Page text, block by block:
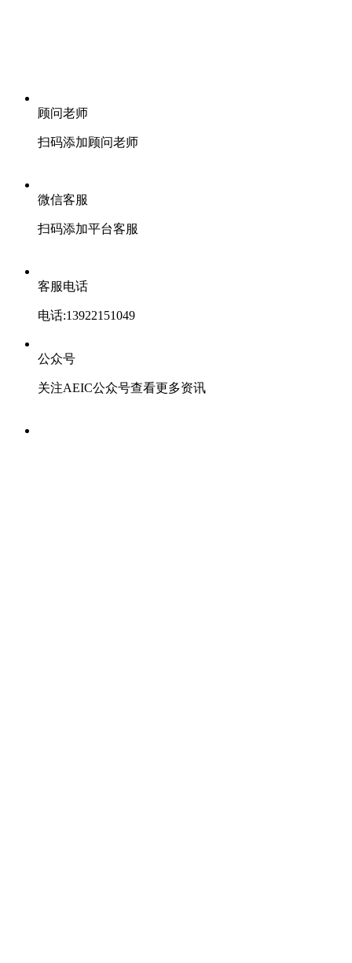
顾问老师
扫码添加顾问老师
微信客服
扫码添加平台客服
客服电话
电话:13922151049
公众号
关注AEIC公众号查看更多资讯